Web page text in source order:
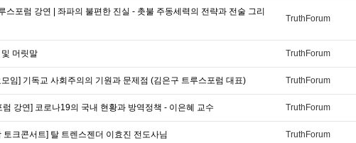
스포럼 강연 | 좌파의 불편한 진실 - 촛불 주동세력의 전략과 전술 그리
TruthForum
머릿말 TruthForum
임] 기독교 사회주의의 기원과 문제점 (김은구 트루스포럼 대표) TruthForum
강연] 코로나19의 국내 현황과 방역정책 - 이은혜 교수 TruthForum
토크콘서트] 탈 트렌스젠더 이효진 전도사님 TruthForum